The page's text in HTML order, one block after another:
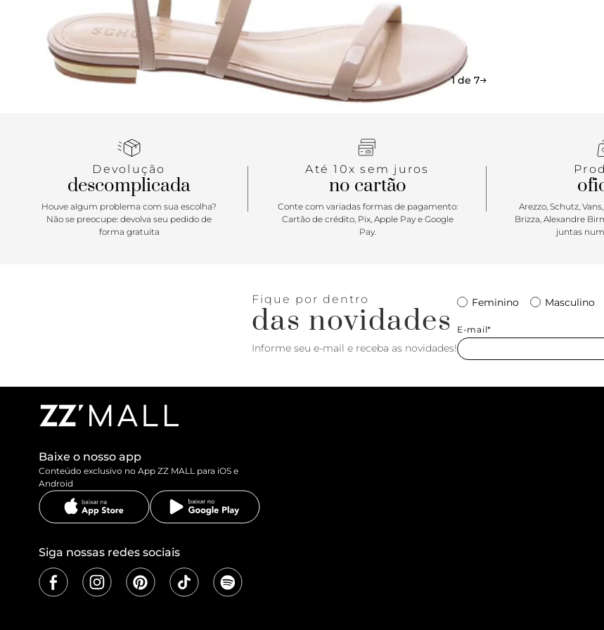
1 de 7
Devolução
descomplicada
Houve algum problema com sua escolha?
Não se preocupe: devolva seu pedido de
forma gratuita
Até 10x sem juros
no cartão
Conte com variadas formas de pagamento:
Cartão de crédito, Pix, Apple Pay e Google
Pay.
Arezzo, Schutz,
Brizza, Alexandre
juntas
Fique por dentro
das novidades
Informe seu e-mail e receba as novidades!
Feminino Masculino
E-mail*
Baixe o nosso app
Conteúdo exclusivo no App ZZ MALL para iOS e
Android
Siga nossas redes sociais